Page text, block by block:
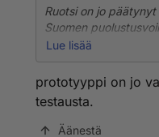
Ruotsi on jo
Suomen
ole kuullut.
KIV23 ja TKIV23
mutta näiden
turvallinen 7.62x51
Lue lisää
prototyyppi on jo
testausta.
Äänestä